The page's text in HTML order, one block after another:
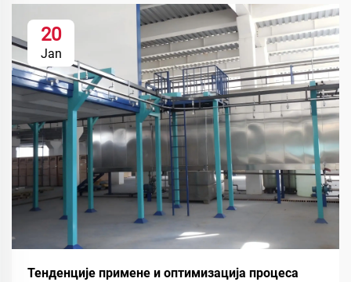
20
Jan
Тенденције примене и оптимизација процеса